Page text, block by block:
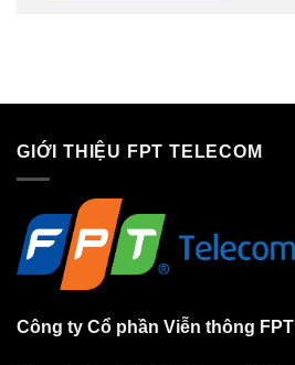
GIỚI THIỆU FPT TELECOM
Công ty Cổ phần Viễn thông FPT